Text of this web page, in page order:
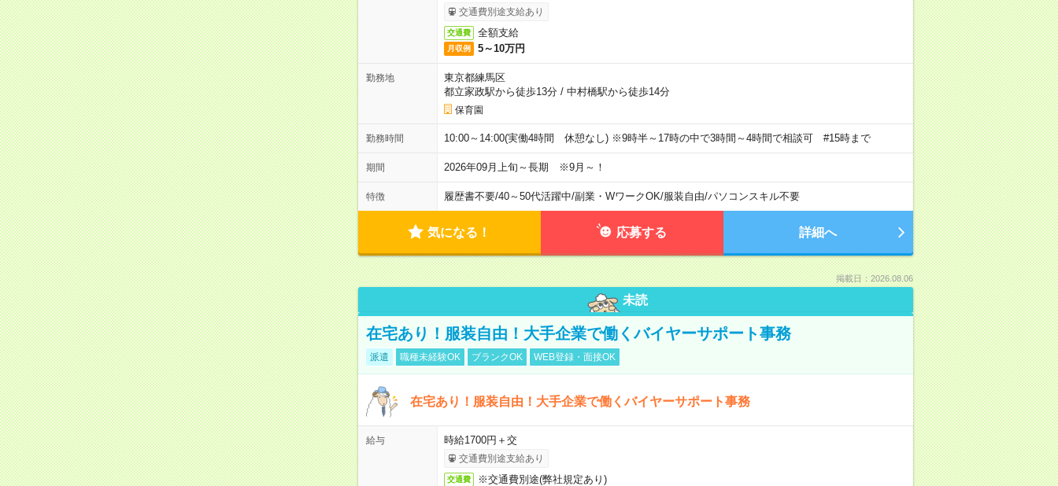
交通費別途支給あり
交通費 全額支給
月収例 5～10万円
勤務地
東京都練馬区
都立家政駅から徒歩13分/ 中村橋駅から徒歩14分
保育園
勤務時間 10:00～14:00(実働4時間 休憩なし) ※9時半～17時の中で3時間～4時間で相談可 #15時まで
期間 2026年09月上旬～長期 ※9月～！
特徴 履歴書不要/40～50代活躍中/副業・WワークOK/服装自由/パソコンスキル不要
気になる！ 応募する 詳細へ
掲載日：2026.08.06
未読
在宅あり！服装自由！大手企業で働くバイヤーサポート事務
派遣 職種未経験OK ブランクOK WEB登録・面接OK
在宅あり！服装自由！大手企業で働くバイヤーサポート事務
給与 時給1700円＋交
交通費別途支給あり
交通費 ※交通費別途(弊社規定あり)